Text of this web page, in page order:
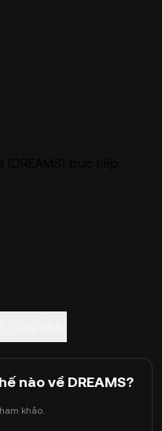
nào về DREAMS?
khảo.